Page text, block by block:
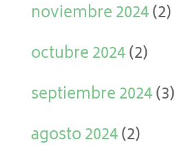
noviembre 2024(2)
octubre 2024(2)
septiembre 2024(3)
agosto 2024(2)